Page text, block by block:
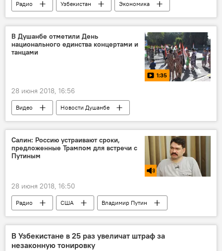
Радио Узбекистан Экономика
В Душанбе отметили День
национального единства концертами и
танцами
1:35
28 июня 2018, 16:56
Видео Новости Душанбе
Салин: Россию устраивают сроки,
предложенные Трампом для встречи с
Путиным
28 июня 2018, 16:50
Радио США
Владимир Путин
Дональд Трамп
НАТО
саммит
Россия
переговоры
В Узбекистане в 25 раз увеличат штраф за
незаконную тонировку